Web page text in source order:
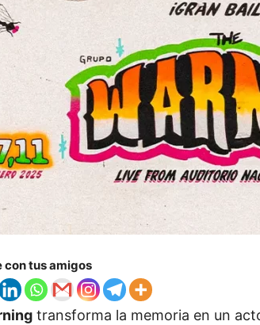
con tus amigos
transforma la memoria en un